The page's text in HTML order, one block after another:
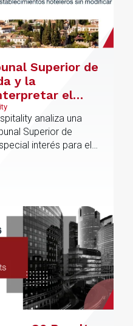
Superior de
y la
el
equiparar
y los
sin
analiza una
Superior de
interés para el